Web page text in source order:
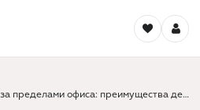
Корпоративные мероприятия за пределами офиса: преимущества делового туризма для вашего бизнеса